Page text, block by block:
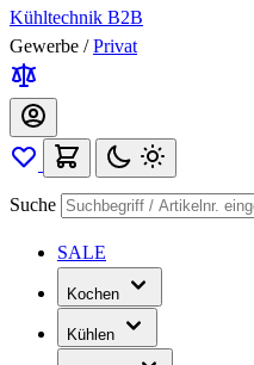
Kühltechnik B2B
Gewerbe / Privat
Suche
SALE
Kochen
Kühlen